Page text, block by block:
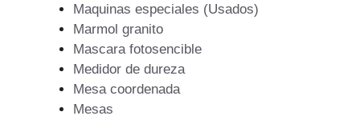
Maquinas especiales (Usados)
Marmol granito
Mascara fotosencible
Medidor de dureza
Mesa coordenada
Mesas